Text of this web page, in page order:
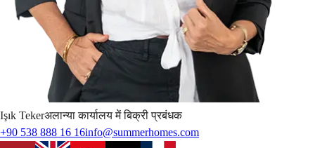
Işık Tekerअलान्या कार्यालय में बिक्री प्रबंधक
+90 538 888 16 16info@summerhomes.com